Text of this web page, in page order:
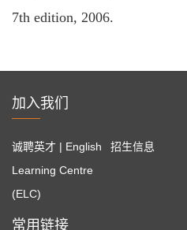
7th edition, 2006.
加入我们
诚聘英才 | English
Learning Centre
(ELC)
招生信息
常用链接